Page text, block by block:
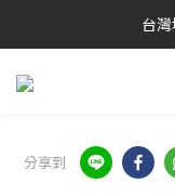
台
分享到